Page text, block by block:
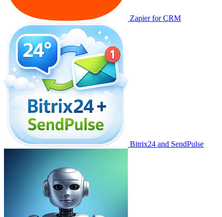
Zapier for CRM
Bitrix24 and SendPulse